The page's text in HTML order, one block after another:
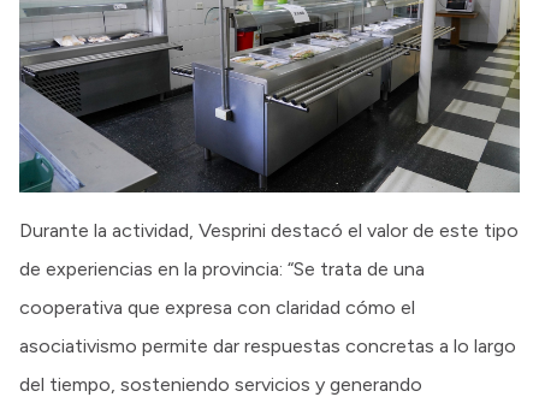
Durante la actividad, Vesprini destacó el valor de este tipo
de experiencias en la provincia: “Se trata de una
cooperativa que expresa con claridad cómo el
asociativismo permite dar respuestas concretas a lo largo
del tiempo, sosteniendo servicios y generando